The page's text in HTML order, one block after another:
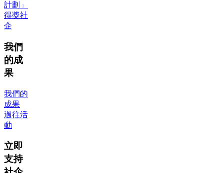
計劃」
得獎社
企
我們
的成
果
我們的
成果
過往活
動
立即
支持